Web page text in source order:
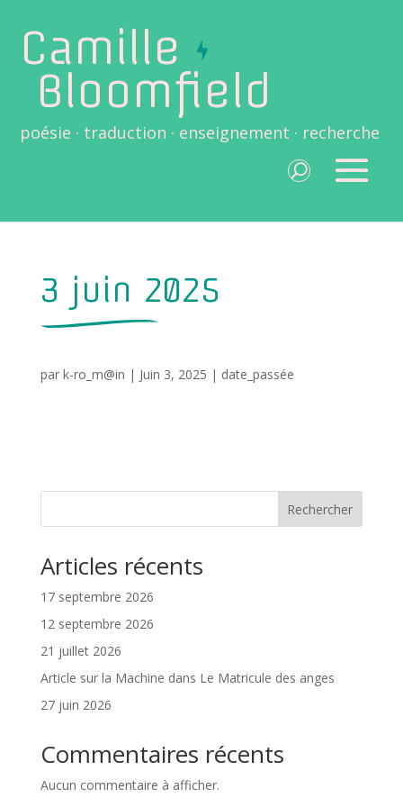
Camille
Bloomfield
poésie · traduction · enseignement · recherche
3 juin 2025
par k-ro_m@in | Juin 3, 2025 | date_passée
Rechercher
Articles récents
17 septembre 2026
12 septembre 2026
21 juillet 2026
Article sur la Machine dans Le Matricule des anges
27 juin 2026
Commentaires récents
Aucun commentaire à afficher.